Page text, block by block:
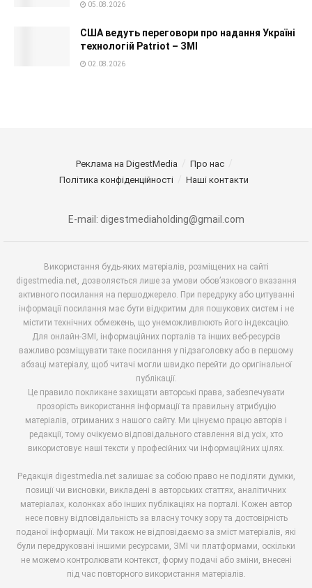
05.08.2026
США ведуть переговори про надання Україні
технологій Patriot – ЗМІ
02.08.2026
Реклама на DigestMedia
Про нас
Політика конфіденційності
Наші контакти
E-mail: digestmediaholding@gmail.com
Використання будь-яких матеріалів, розміщених на сайті
digestmedia.net, дозволяється лише за умови обов’язкового вказання
активного посилання на першоджерело. При передруку або цитуванні
інформації посилання має бути відкритим для пошукових систем і не
містити технічних обмежень, що унеможливлюють його індексацію.
Для онлайн-ЗМІ, інформаційних порталів та інших веб-ресурсів
важливо розміщувати таке посилання у підзаголовку або в першому
абзаці матеріалу, щоб читачі могли швидко перейти до оригінальної
публікації.
Це правило покликане захищати авторські права, забезпечувати
прозорість використання інформації та правильну атрибуцію
матеріалів, отриманих з нашого сайту. Ми цінуємо працю авторів і
редакції, тому очікуємо відповідального ставлення від усіх, хто
використовує наші тексти у професійних чи інформаційних цілях.
Редакція digestmedia.net залишає за собою право не поділяти думки,
позиції чи висновки, викладені в авторських статтях, аналітичних
матеріалах, колонках або інших публікаціях на порталі. Кожен автор
несе повну відповідальність за власну точку зору та достовірність
поданої інформації. Ми також не відповідаємо за зміст матеріалів, які
були передруковані іншими ресурсами, ЗМІ чи платформами, оскільки
не можемо контролювати контекст, форму подачі або зміни, внесені
під час повторного використання матеріалів.